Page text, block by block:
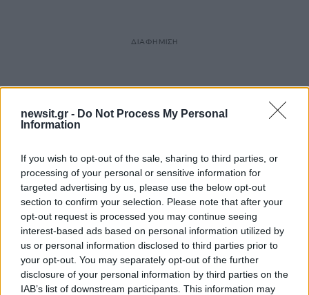
newsit.gr - Do Not Process My Personal
Information
If you wish to opt-out of the sale, sharing to third parties, or
processing of your personal or sensitive information for
targeted advertising by us, please use the below opt-out
section to confirm your selection. Please note that after your
opt-out request is processed you may continue seeing
interest-based ads based on personal information utilized by
us or personal information disclosed to third parties prior to
your opt-out. You may separately opt-out of the further
disclosure of your personal information by third parties on the
IAB’s list of downstream participants. This information may
ΔΙΑΦΗΜΙΣΗ